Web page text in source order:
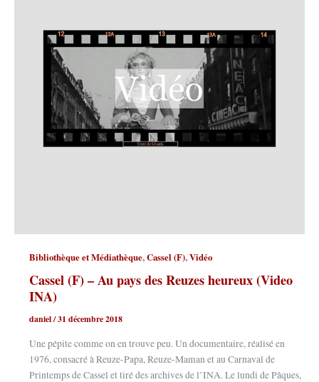
Bibliothèque et Médiathèque,Cassel (F),Vidéo
Cassel (F) – Au pays des Reuzes heureux (Video
INA)
daniel/31 décembre 2018
Une pépite comme on en trouve peu. Un documentaire, réalisé en
1976, consacré à Reuze-Papa, Reuze-Maman et au Carnaval de
Printemps de Cassel et tiré des archives de l’INA. Le lundi de Pâques,